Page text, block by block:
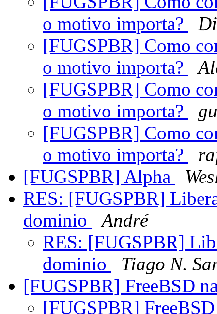
o motivo importa?
[FUGSPBR] Como
o motivo importa?
[FUGSPBR] Como
o motivo importa?
[FUGSPBR] Como
o motivo importa?
[FUGSPBR] Alpha
RES: [FUGSPBR]
dominio
André
RES: [FUGSPBR]
dominio
Tiago N.
[FUGSPBR] FreeBSD
[FUGSPBR]